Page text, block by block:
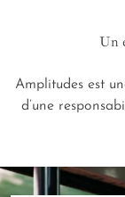
Un
Amplitudes est
d’une